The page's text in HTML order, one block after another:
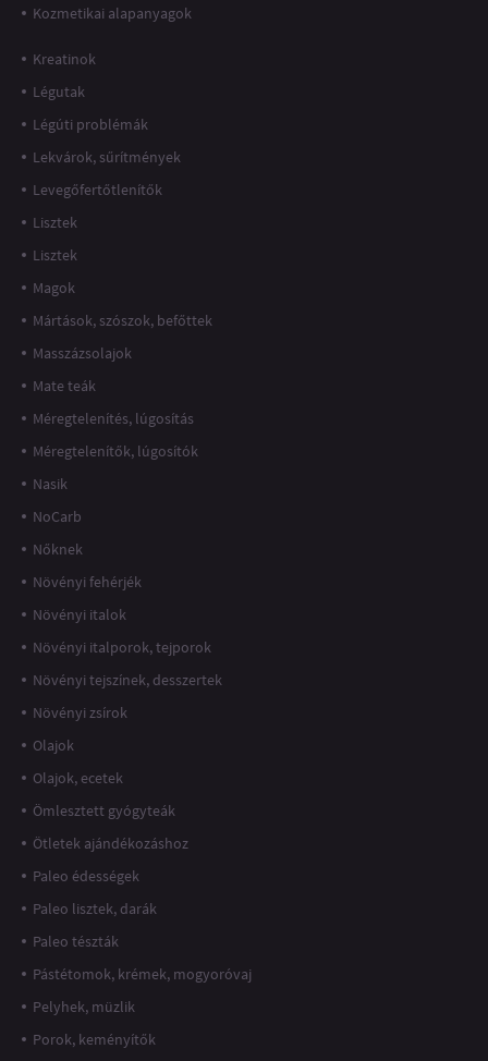
Kozmetikai alapanyagok
Kreatinok
Légutak
Légúti problémák
Lekvárok, sűrítmények
Levegőfertőtlenítők
Lisztek
Lisztek
Magok
Mártások, szószok, befőttek
Masszázsolajok
Mate teák
Méregtelenítés, lúgosítás
Méregtelenítők, lúgosítók
Nasik
NoCarb
Nőknek
Növényi fehérjék
Növényi italok
Növényi italporok, tejporok
Növényi tejszínek, desszertek
Növényi zsírok
Olajok
Olajok, ecetek
Ömlesztett gyógyteák
Ötletek ajándékozáshoz
Paleo édességek
Paleo lisztek, darák
Paleo tészták
Pástétomok, krémek, mogyoróvaj
Pelyhek, müzlik
Porok, keményítők